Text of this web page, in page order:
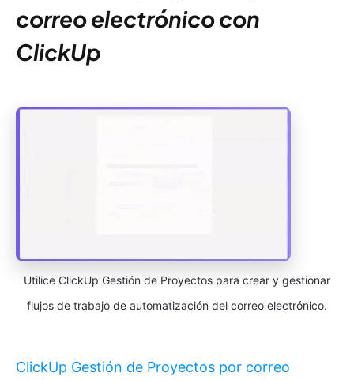
correo electrónico con
ClickUp
Utilice ClickUp Gestión de Proyectos para crear y gestionar
flujos de trabajo de automatización del correo electrónico.
ClickUp Gestión de Proyectos por correo